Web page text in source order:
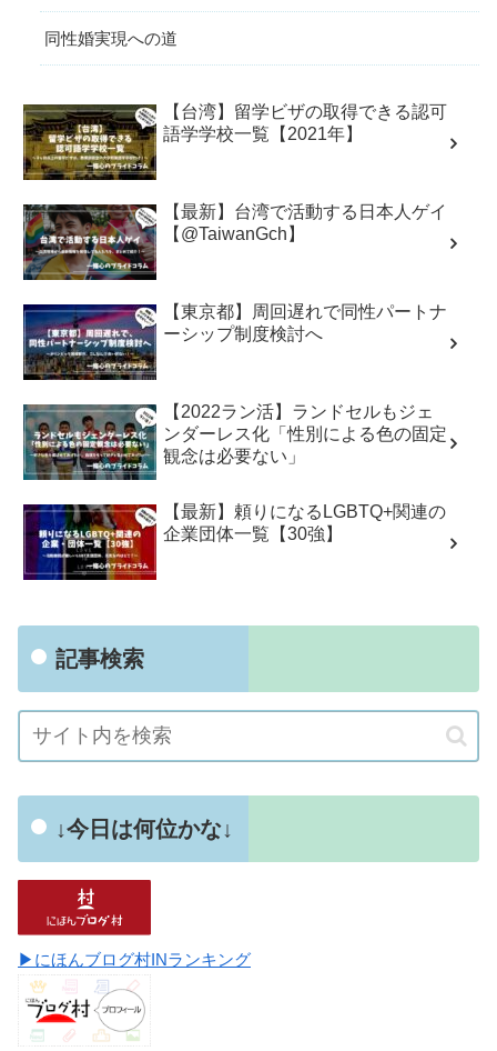
同性婚実現への道
【台湾】留学ビザの取得できる認可
語学学校一覧【2021年】
【最新】台湾で活動する日本人ゲイ
【@TaiwanGch】
【東京都】周回遅れで同性パートナ
ーシップ制度検討へ
【2022ラン活】ランドセルもジェ
ンダーレス化「性別による色の固定
観念は必要ない」
【最新】頼りになるLGBTQ+関連の
企業団体一覧【30強】
記事検索
↓今日は何位かな↓
▶にほんブログ村INランキング